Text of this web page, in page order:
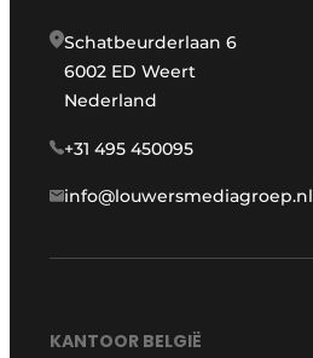
Schatbeurderlaan 6
6002 ED Weert
Nederland
+31 495 450095
info@louwersmediagroep.nl
KANTOOR BELGIË